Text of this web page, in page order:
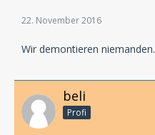
22. November 2016
Wir demontieren niemanden.
beli
Profi